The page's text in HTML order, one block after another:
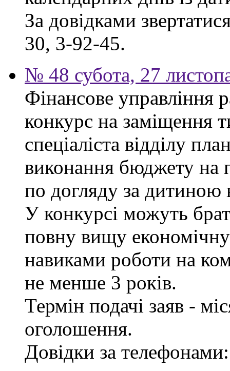
За довідками
30, 3-92-45.
№ 48 субота, 27
Фінансове управління
конкурс на заміщення
спеціаліста відділу
виконання бюджету на
по догляду за дитиною
У конкурсі можуть
повну вищу економічну
навиками роботи на
не менше 3 років.
Термін подачі заяв -
оголошення.
Довідки за